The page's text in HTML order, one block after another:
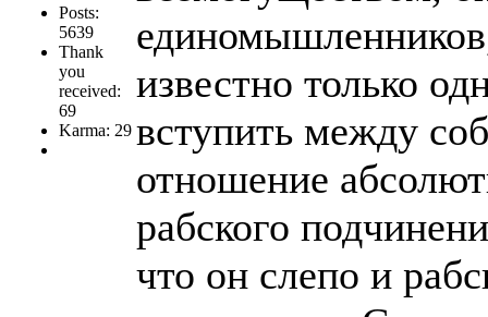
Posts:
5639
Thank
you
received:
69
Karma: 29
известно только
вступить между
отношение
рабского
что он слепо и